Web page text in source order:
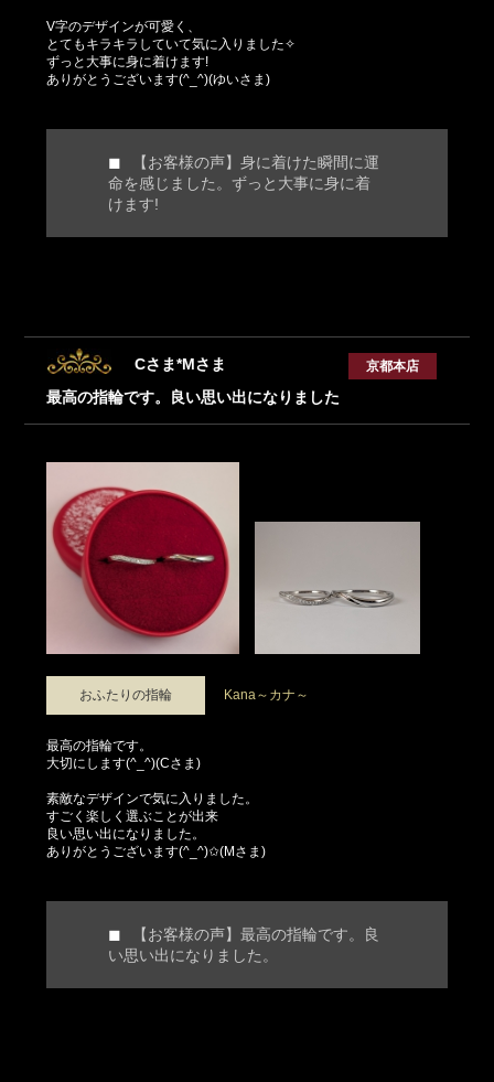
V字のデザインが可愛く、
とてもキラキラしていて気に入りました✧
ずっと大事に身に着けます!
ありがとうございます(^_^)(ゆいさま)
【お客様の声】身に着けた瞬間に運
命を感じました。ずっと大事に身に着
けます!
Cさま*Mさま
最高の指輪です。良い思い出になりました
京都本店
おふたりの指輪 Kana～カナ～
最高の指輪です。
大切にします(^_^)(Cさま)
素敵なデザインで気に入りました。
すごく楽しく選ぶことが出来
良い思い出になりました。
ありがとうございます(^_^)✩(Mさま)
【お客様の声】最高の指輪です。良
い思い出になりました。